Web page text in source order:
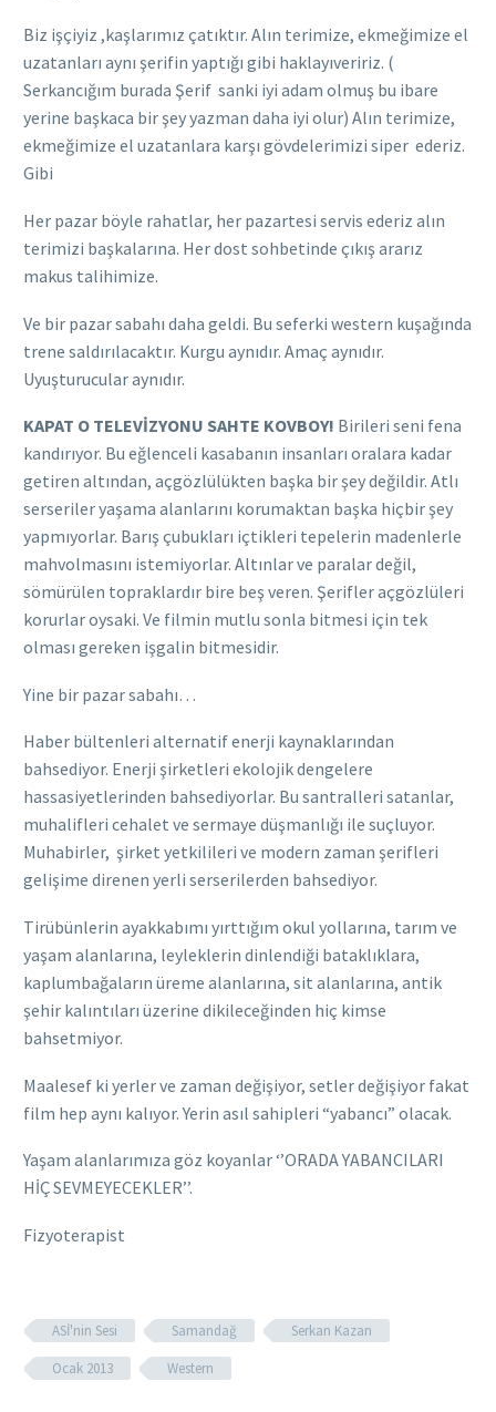
Biz işçiyiz ,kaşlarımız çatıktır. Alın terimize, ekmeğimize el
uzatanları aynı şerifin yaptığı gibi haklayıveririz. (
Serkancığım burada Şerif sanki iyi adam olmuş bu ibare
yerine başkaca bir şey yazman daha iyi olur) Alın terimize,
ekmeğimize el uzatanlara karşı gövdelerimizi siper ederiz.
Gibi
Her pazar böyle rahatlar, her pazartesi servis ederiz alın
terimizi başkalarına. Her dost sohbetinde çıkış ararız
makus talihimize.
Ve bir pazar sabahı daha geldi. Bu seferki western kuşağında
trene saldırılacaktır. Kurgu aynıdır. Amaç aynıdır.
Uyuşturucular aynıdır.
KAPAT O TELEVİZYONU SAHTE KOVBOY! Birileri seni fena
kandırıyor. Bu eğlenceli kasabanın insanları oralara kadar
getiren altından, açgözlülükten başka bir şey değildir. Atlı
serseriler yaşama alanlarını korumaktan başka hiçbir şey
yapmıyorlar. Barış çubukları içtikleri tepelerin madenlerle
mahvolmasını istemiyorlar. Altınlar ve paralar değil,
sömürülen topraklardır bire beş veren. Şerifler açgözlüleri
korurlar oysaki. Ve filmin mutlu sonla bitmesi için tek
olması gereken işgalin bitmesidir.
Yine bir pazar sabahı…
Haber bültenleri alternatif enerji kaynaklarından
bahsediyor. Enerji şirketleri ekolojik dengelere
hassasiyetlerinden bahsediyorlar. Bu santralleri satanlar,
muhalifleri cehalet ve sermaye düşmanlığı ile suçluyor.
Muhabirler, şirket yetkilileri ve modern zaman şerifleri
gelişime direnen yerli serserilerden bahsediyor.
Tirübünlerin ayakkabımı yırttığım okul yollarına, tarım ve
yaşam alanlarına, leyleklerin dinlendiği bataklıklara,
kaplumbağaların üreme alanlarına, sit alanlarına, antik
şehir kalıntıları üzerine dikileceğinden hiç kimse
bahsetmiyor.
Maalesef ki yerler ve zaman değişiyor, setler değişiyor fakat
film hep aynı kalıyor. Yerin asıl sahipleri “yabancı” olacak.
Yaşam alanlarımıza göz koyanlar ‘’ORADA YABANCILARI
HİÇ SEVMEYECEKLER’’.
Fizyoterapist
ASİ'nin Sesi Samandağ
Serkan Kazan
Ocak 2013
Western